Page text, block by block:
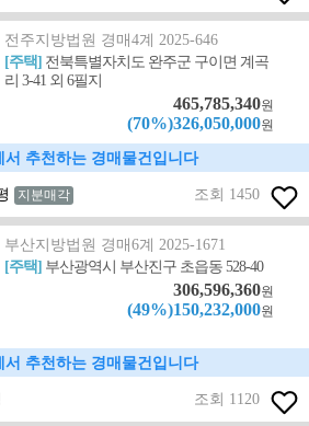
전주지방법원 경매4계 2025-646
[주택] 전북특별자치도 완주군 구이면 계곡
리 3-41 외 6필지
465,785,340원
(70%)326,050,000원
서 추천하는 경매물건입니다
지분매각 조회 1450
부산지방법원 경매6계 2025-1671
[주택] 부산광역시 부산진구 초읍동 528-40
306,596,360원
(49%)150,232,000원
서 추천하는 경매물건입니다
조회 1120